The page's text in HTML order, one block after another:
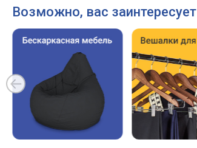
Возможно, вас заинтересует